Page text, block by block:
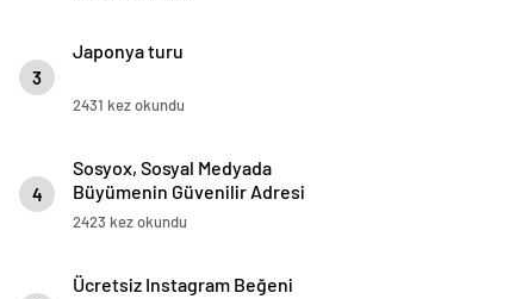
3
Japonya turu
2431 kez okundu
4
Sosyox, Sosyal Medyada
Büyümenin Güvenilir Adresi
Olarak Öne Çıkıyor
2423 kez okundu
Ücretsiz Instagram Beğeni